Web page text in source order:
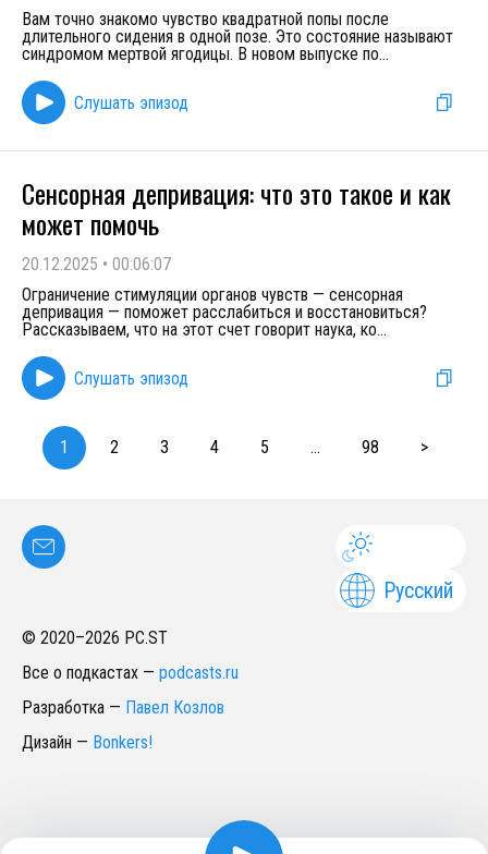
Вам точно знакомо чувство квадратной попы после
длительного сидения в одной позе. Это состояние называют
синдромом мертвой ягодицы. В новом выпуске по...
Слушать эпизод
Сенсорная депривация: что это такое и как
может помочь
20.12.2025 • 00:06:07
Ограничение стимуляции органов чувств — сенсорная
депривация — поможет расслабиться и восстановиться?
Рассказываем, что на этот счет говорит наука, ко...
Слушать эпизод
1 2 3 4 5 ... 98 >
Русский
© 2020–2026 PC.ST
Все о подкастах — podcasts.ru
Разработка — Павел Козлов
Дизайн — Bonkers!